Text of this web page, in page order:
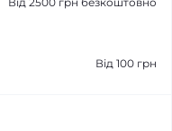
Від 100 грн